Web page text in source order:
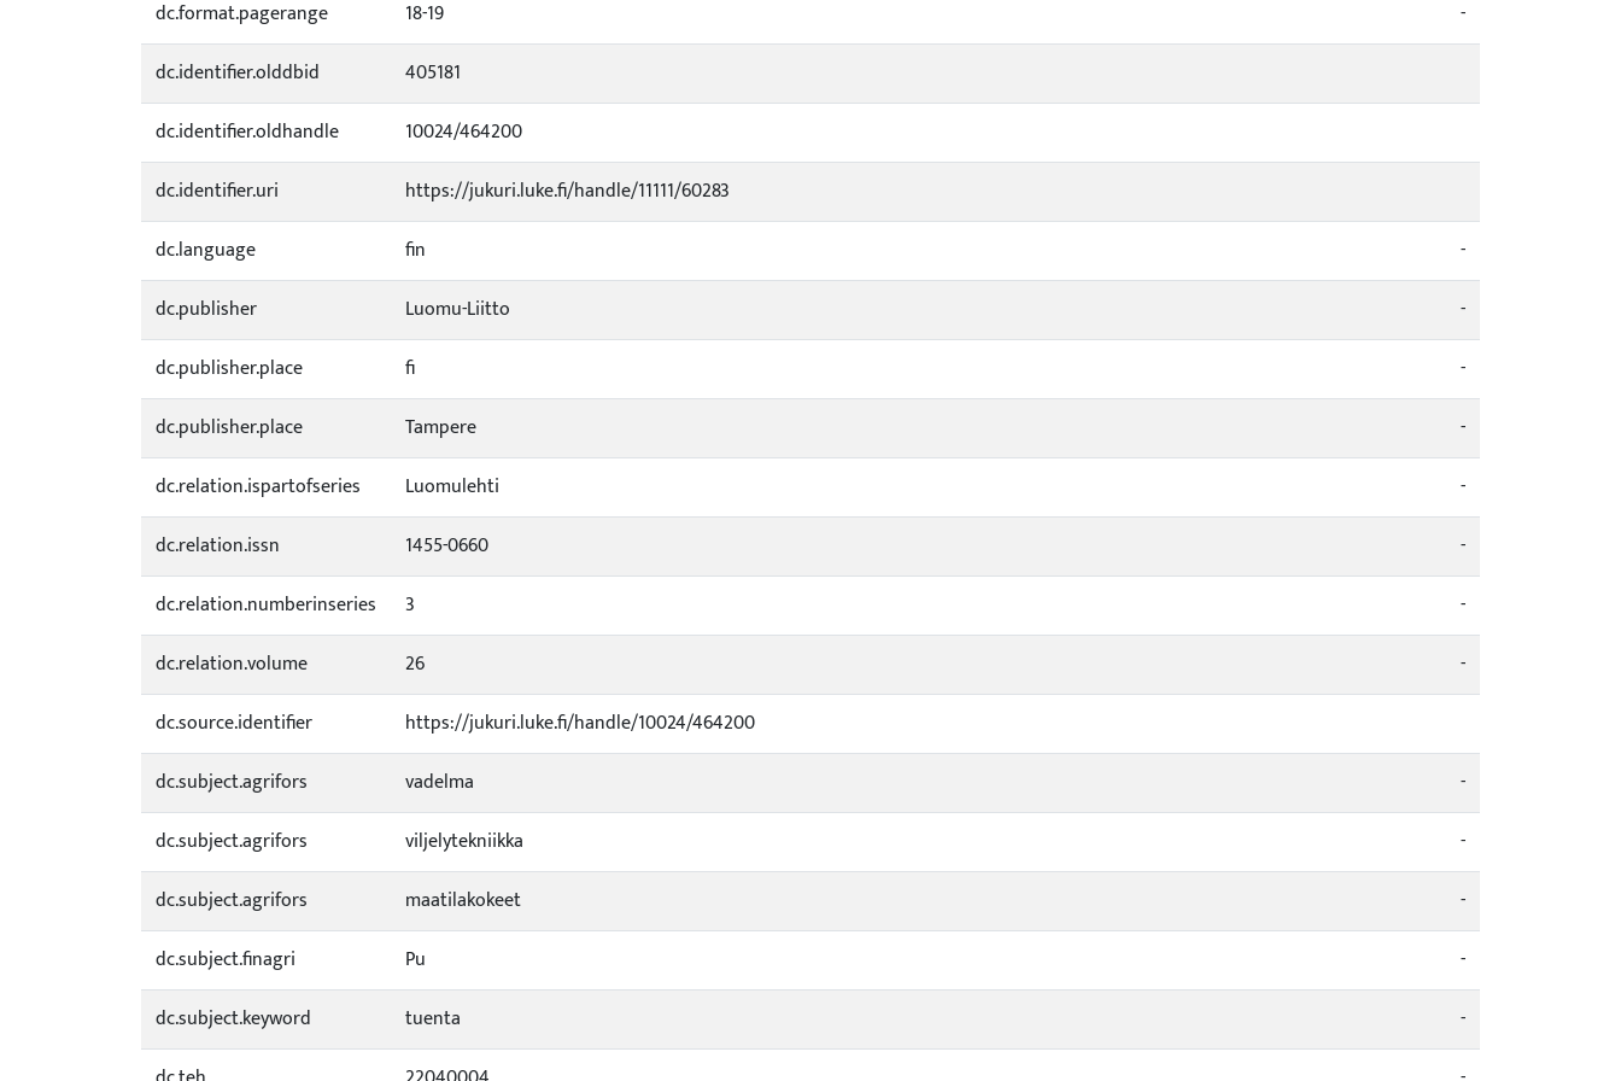
dc.format.pagerange
18-19
-
dc.identifier.olddbid
405181
dc.identifier.oldhandle
10024/464200
dc.identifier.uri
https://jukuri.luke.fi/handle/11111/60283
dc.language
fin
-
dc.publisher
Luomu-Liitto
-
dc.publisher.place
fi
-
dc.publisher.place
Tampere
-
dc.relation.ispartofseries
Luomulehti
-
dc.relation.issn
1455-0660
-
dc.relation.numberinseries
3
-
dc.relation.volume
26
-
dc.source.identifier
https://jukuri.luke.fi/handle/10024/464200
dc.subject.agrifors
vadelma
-
dc.subject.agrifors
viljelytekniikka
-
dc.subject.agrifors
maatilakokeet
-
dc.subject.finagri
Pu
-
dc.subject.keyword
tuenta
-